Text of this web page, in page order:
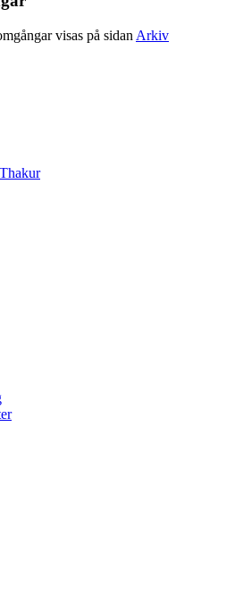
visas på sidan Arkiv